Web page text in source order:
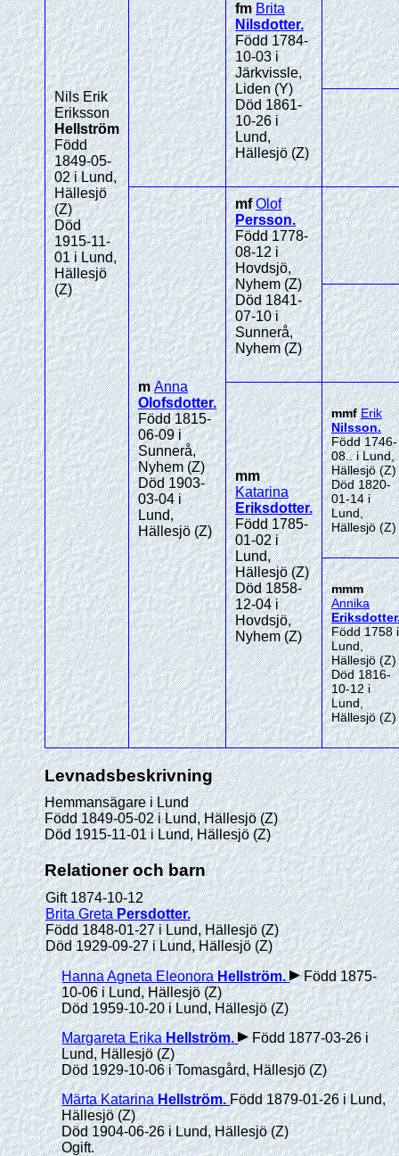
Nils Erik
Eriksson
Hellström
Född
1849-05-
02 i Lund,
Hällesjö
(Z)
Död
1915-11-
01 i Lund,
Hällesjö
(Z)
fmBrita
Nilsdotter.
Född 1784-
10-03 i
Järkvissle,
Liden (Y)
Död 1861-
10-26 i
Lund,
Hällesjö (Z)
mAnna
Olofsdotter.
Född 1815-
06-09 i
Sunnerå,
Nyhem (Z)
Död 1903-
03-04 i
Lund,
Hällesjö (Z)
mfOlof
Persson.
Född 1778-
08-12 i
Hovdsjö,
Nyhem (Z)
Död 1841-
07-10 i
Sunnerå,
Nyhem (Z)
mm
Katarina
Eriksdotter.
Född 1785-
01-02 i
Lund,
Hällesjö (Z)
Död 1858-
12-04 i
Hovdsjö,
Nyhem (Z)
mmfErik
Nilsson.
Född 1746-
08.. i Lund,
Hällesjö (Z)
Död 1820-
01-14 i
Lund,
Hällesjö (Z)
mmm
Annika
Eriksdotter
Född 1758 i
Lund,
Hällesjö (Z)
Död 1816-
10-12 i
Lund,
Hällesjö (Z)
Levnadsbeskrivning
Hemmansägare i Lund
Född 1849-05-02 i Lund, Hällesjö (Z)
Död 1915-11-01 i Lund, Hällesjö (Z)
Relationer och barn
Gift 1874-10-12
Brita Greta Persdotter.
Född 1848-01-27 i Lund, Hällesjö (Z)
Död 1929-09-27 i Lund, Hällesjö (Z)
Hanna Agneta Eleonora Hellström.
Född 1875-
10-06 i Lund, Hällesjö (Z)
Död 1959-10-20 i Lund, Hällesjö (Z)
Margareta Erika Hellström.
Född 1877-03-26 i
Lund, Hällesjö (Z)
Död 1929-10-06 i Tomasgård, Hällesjö (Z)
Märta Katarina Hellström.Född 1879-01-26 i Lund,
Hällesjö (Z)
Död 1904-06-26 i Lund, Hällesjö (Z)
Ogift.